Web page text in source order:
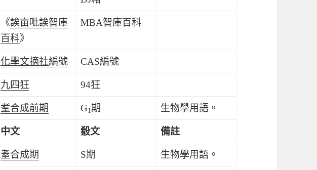
《誒亩吡誒智庫
百科》
MBA智庫百科
化學文摘社編號 CAS編號
九四狂 94狂
耊合成前期 G1期 生物學用語。
中文 殽文 備註
耊合成期 S期 生物學用語。